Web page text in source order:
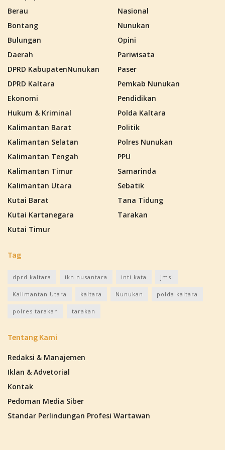
Berau
Bontang
Bulungan
Daerah
DPRD KabupatenNunukan
DPRD Kaltara
Ekonomi
Hukum & Kriminal
Kalimantan Barat
Kalimantan Selatan
Kalimantan Tengah
Kalimantan Timur
Kalimantan Utara
Kutai Barat
Kutai Kartanegara
Kutai Timur
Nasional
Nunukan
Opini
Pariwisata
Paser
Pemkab Nunukan
Pendidikan
Polda Kaltara
Politik
Polres Nunukan
PPU
Samarinda
Sebatik
Tana Tidung
Tarakan
Tag
dprd kaltara ikn nusantara inti kata jmsi
Kalimantan Utara kaltara Nunukan polda kaltara
polres tarakan tarakan
Tentang Kami
Redaksi & Manajemen
Iklan & Advetorial
Kontak
Pedoman Media Siber
Standar Perlindungan Profesi Wartawan